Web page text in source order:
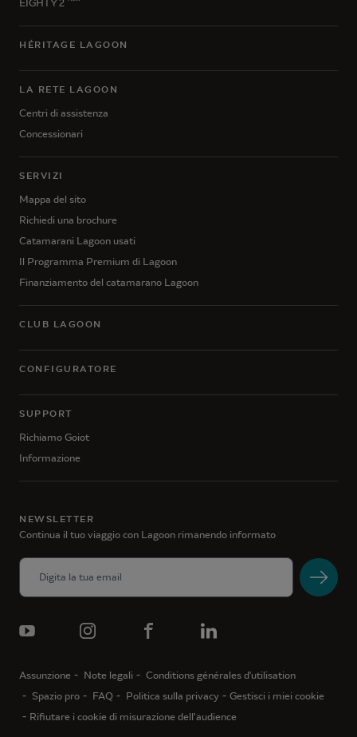
EIGHTY 2
HÉRITAGE LAGOON
LA RETE LAGOON
Centri di assistenza
Concessionari
SERVIZI
Mappa del sito
Richiedi una brochure
Catamarani Lagoon usati
Il Programma Premium di Lagoon
Finanziamento del catamarano Lagoon
CLUB LAGOON
CONFIGURATORE
SUPPORT
Richiamo Goiot
Informazione
NEWSLETTER
Continua il tuo viaggio con Lagoon rimanendo informato
Assunzione Note legali
Conditions générales d'utilisation
Spazio pro
FAQ Politica sulla privacy
Gestisci i miei cookie
Rifiutare i cookie di misurazione dell’audience